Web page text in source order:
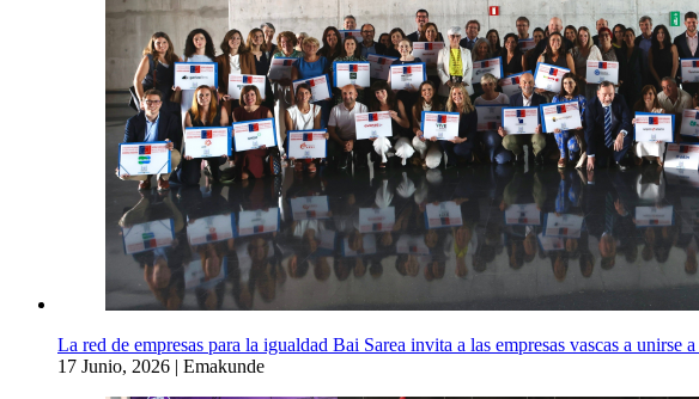
La red de empresas para la igualdad Bai Sarea invita a las empresas vascas a
17 Junio, 2026 | Emakunde